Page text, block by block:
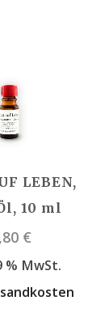
LEBEN,
10 ml
€
% MwSt.